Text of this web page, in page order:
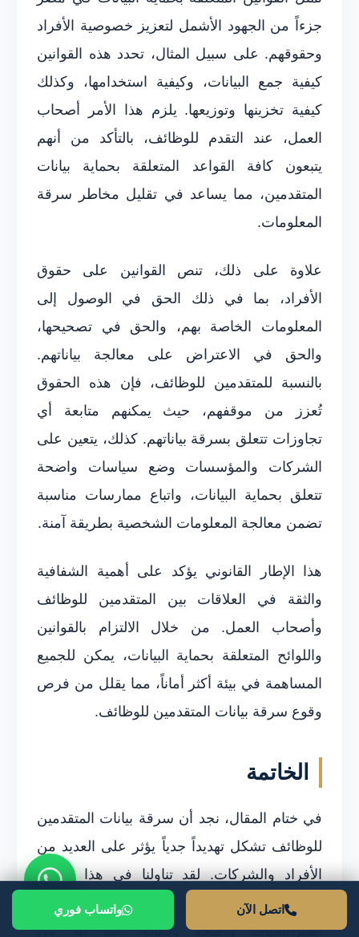
جزءاً من الجهود الأشمل لتعزيز خصوصية الأفراد
وحقوقهم. على سبيل المثال، تحدد هذه القوانين
كيفية جمع البيانات، وكيفية استخدامها، وكذلك
كيفية تخزينها وتوزيعها. يلزم هذا الأمر أصحاب
العمل، عند التقدم للوظائف، بالتأكد من أنهم
يتبعون كافة القواعد المتعلقة بحماية بيانات
المتقدمين، مما يساعد في تقليل مخاطر سرقة
المعلومات.
علاوة على ذلك، تنص القوانين على حقوق
الأفراد، بما في ذلك الحق في الوصول إلى
المعلومات الخاصة بهم، والحق في تصحيحها،
والحق في الاعتراض على معالجة بياناتهم.
بالنسبة للمتقدمين للوظائف، فإن هذه الحقوق
تُعزز من موقفهم، حيث يمكنهم متابعة أي
تجاوزات تتعلق بسرقة بياناتهم. كذلك، يتعين على
الشركات والمؤسسات وضع سياسات واضحة
تتعلق بحماية البيانات، واتباع ممارسات مناسبة
تضمن معالجة المعلومات الشخصية بطريقة آمنة.
هذا الإطار القانوني يؤكد على أهمية الشفافية
والثقة في العلاقات بين المتقدمين للوظائف
وأصحاب العمل. من خلال الالتزام بالقوانين
واللوائح المتعلقة بحماية البيانات، يمكن للجميع
المساهمة في بيئة أكثر أماناً، مما يقلل من فرص
وقوع سرقة بيانات المتقدمين للوظائف.
الخاتمة
في ختام المقال، نجد أن سرقة بيانات المتقدمين
للوظائف تشكل تهديداً جدياً يؤثر على العديد من
الأفراد والشركات. لقد تناولنا في هذا المقال
كيفية حدوث هذه السرقة وأهمية الحد منها عبر
استراتيجيات واضحة وفعالة. كما أنه من
اتصل الآن واتساب فوري